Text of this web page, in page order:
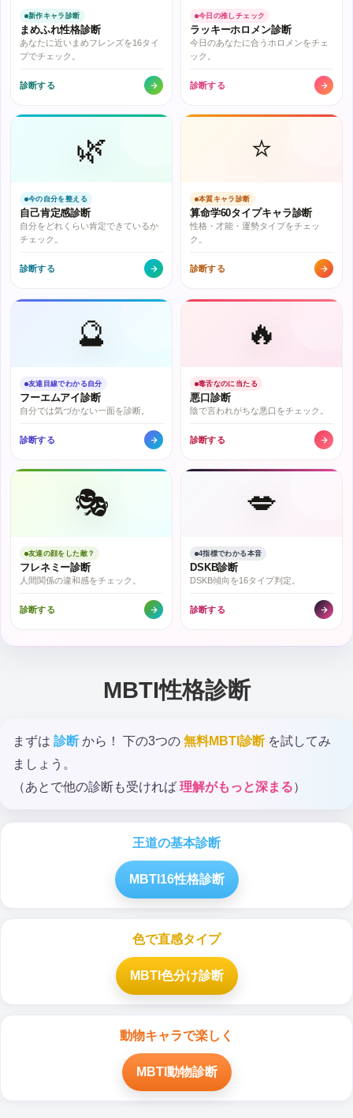
新作キャラ診断
まめふれ性格診断
あなたに近いまめフレンズを16タイ
プでチェック。
診断する
今日の推しチェック
ラッキーホロメン診断
今日のあなたに合うホロメンをチェ
ック。
診断する
🌿
今の自分を整える
自己肯定感診断
自分をどれくらい肯定できているか
チェック。
診断する
⭐
本質キャラ診断
算命学60タイプキャラ診断
性格・才能・運勢タイプをチェッ
ク。
診断する
🔮
友達目線でわかる自分
フーエムアイ診断
自分では気づかない一面を診断。
診断する
🔥
毒舌なのに当たる
悪口診断
陰で言われがちな悪口をチェック。
診断する
🎭
友達の顔をした敵？
フレネミー診断
人間関係の違和感をチェック。
診断する
💋
4指標でわかる本音
DSKB診断
DSKB傾向を16タイプ判定。
診断する
MBTI性格診断
まずは 診断 から！ 下の3つの 無料MBTI診断を試してみ
ましょう。
（あとで他の診断も受ければ 理解がもっと深まる）
王道の基本診断
MBTI16性格診断
色で直感タイプ
MBTI色分け診断
動物キャラで楽しく
MBTI動物診断